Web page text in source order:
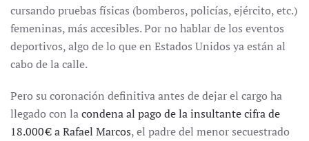
cursando pruebas físicas (bomberos, policías, ejército, etc.)
femeninas, más accesibles. Por no hablar de los eventos
deportivos, algo de lo que en Estados Unidos ya están al
cabo de la calle.
Pero su coronación definitiva antes de dejar el cargo ha
llegado con lacondena al pago de la insultante cifra de
18.000 € a Rafael Marcos, el padre del menor secuestrado